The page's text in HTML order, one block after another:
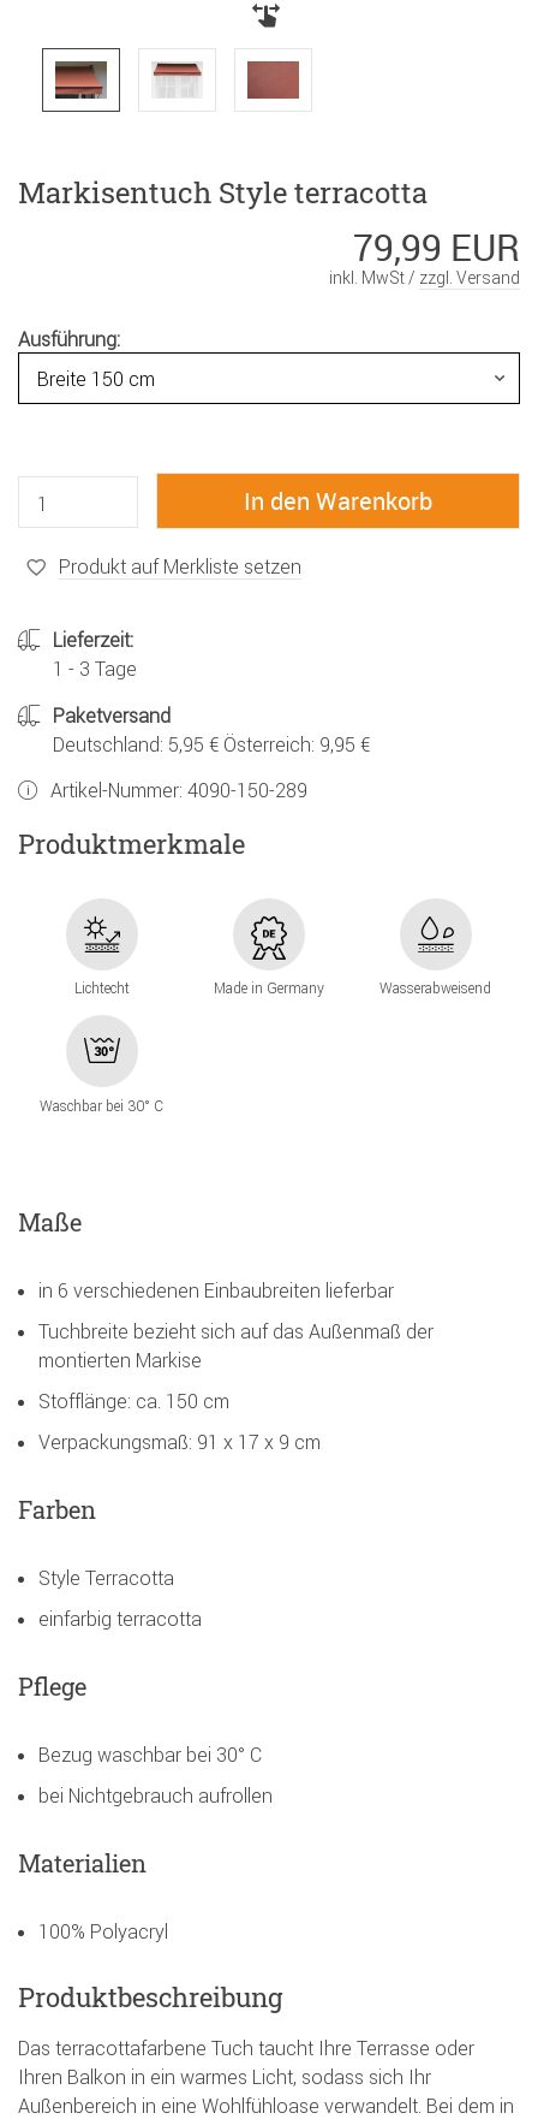
Markisentuch Style terracotta
79,99 EUR
inkl. MwSt / zzgl. Versand
Ausführung:
Produkt auf Merkliste setzen
Lieferzeit:
1 - 3 Tage
Paketversand
Deutschland: 5,95 € Österreich: 9,95 €
Artikel-Nummer: 4090-150-289
Produktmerkmale
Lichtecht Made in Germany Wasserabweisend
Waschbar bei 30° C
Maße
in 6 verschiedenen Einbaubreiten lieferbar
Tuchbreite bezieht sich auf das Außenmaß der
montierten Markise
Stofflänge: ca. 150 cm
Verpackungsmaß: 91 x 17 x 9 cm
Farben
Style Terracotta
einfarbig terracotta
Pflege
Bezug waschbar bei 30° C
bei Nichtgebrauch aufrollen
Materialien
100% Polyacryl
Produktbeschreibung
Das terracottafarbene Tuch taucht Ihre Terrasse oder
Ihren Balkon in ein warmes Licht, sodass sich Ihr
Außenbereich in eine Wohlfühloase verwandelt. Bei dem in